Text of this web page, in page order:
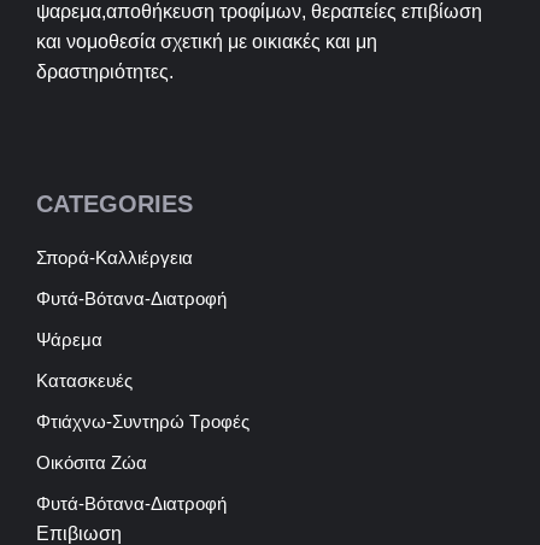
ψαρεμα,αποθήκευση τροφίμων, θεραπείες επιβίωση
και νομοθεσία σχετική με οικιακές και μη
δραστηριότητες.
CATEGORIES
Σπορά-Καλλιέργεια
Φυτά-Βότανα-Διατροφή
Ψάρεμα
Κατασκευές
Φτιάχνω-Συντηρώ Τροφές
Οικόσιτα Ζώα
Φυτά-Βότανα-Διατροφή
Επιβιωση